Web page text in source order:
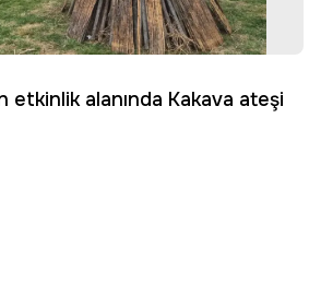
etkinlik alanında Kakava ateşi